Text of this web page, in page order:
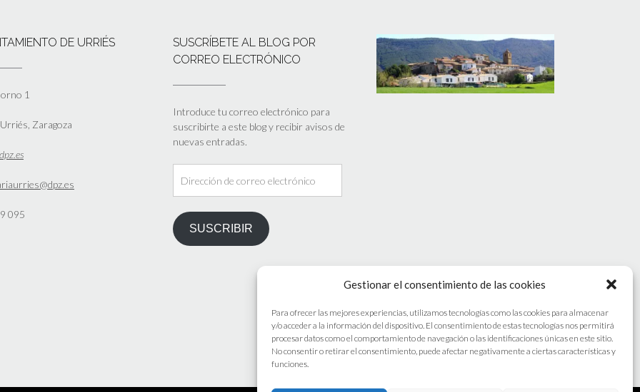
Gestionar el consentimiento de las cookies
Para ofrecer las mejores experiencias, utilizamos tecnologías como las cookies para almacenar
y/o acceder a la información del dispositivo. El consentimiento de estas tecnologías nos permitirá
procesar datos como el comportamiento de navegación o las identificaciones únicas en este sitio.
No consentir o retirar el consentimiento, puede afectar negativamente a ciertas características y
funciones.
DE URRIÉS
1
Zaragoza
095
SUSCRÍBETE AL BLOG POR
CORREO ELECTRÓNICO
Introduce tu correo electrónico para
suscribirte a este blog y recibir avisos de
nuevas entradas.
de
correo
electrónico
SUSCRIBIR